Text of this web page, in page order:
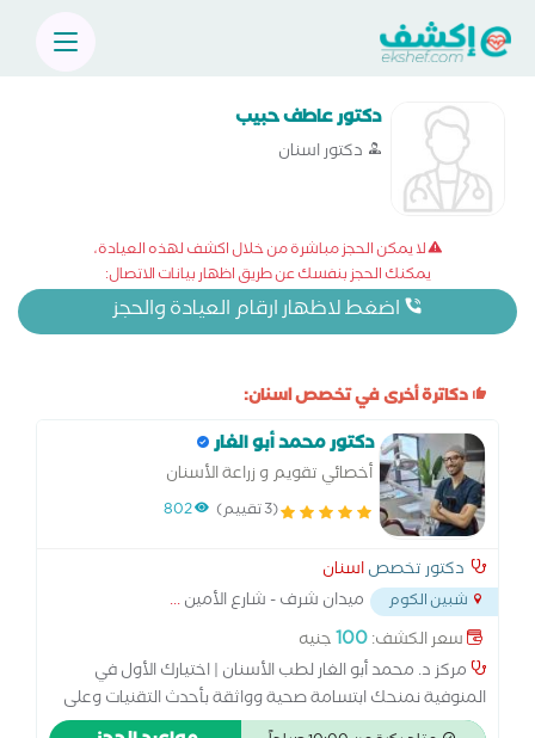
دكتور عاطف حبيب
دكتور اسنان
لا يمكن الحجز مباشرة من خلال اكشف لهذه العيادة،
يمكنك الحجز بنفسك عن طريق اظهار بيانات الاتصال:
اضغط لاظهار ارقام العيادة والحجز
دكاترة أخرى في تخصص اسنان:
دكتور محمد أبو الغار
أخصائي تقويم و زراعة الأسنان
(3 تقييم) 802
دكتور تخصصاسنان
شبين الكوم ميدان شرف - شارع الأمين...
سعر الكشف:100جنيه
مركز د. محمد أبو الغار لطب الأسنان | اختيارك الأول في
المنوفية نمنحك ابتسامة صحية وواثقة بأحدث التقنيات وعلى
أيدي نخبة من الأطباء، مع تشخيص دقيق واهتمام براحة كل